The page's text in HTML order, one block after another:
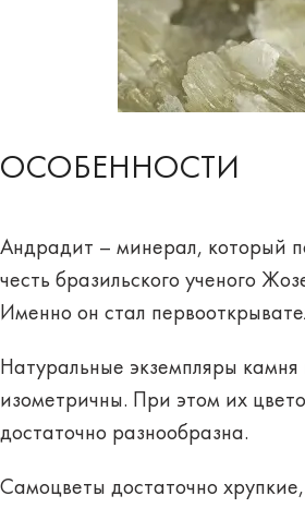
ОСОБЕННОСТИ
Андрадит – минерал, который
честь бразильского ученого
Именно он стал
Натуральные экземпляры камня
изометричны. При этом их
достаточно разнообразна.
Самоцветы достаточно